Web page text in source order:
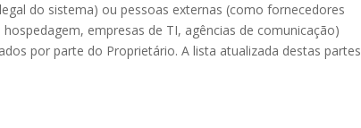
do sistema) ou pessoas externas (como fornecedores
empresas de TI, agências de comunicação)
por parte do Proprietário. A lista atualizada destas partes